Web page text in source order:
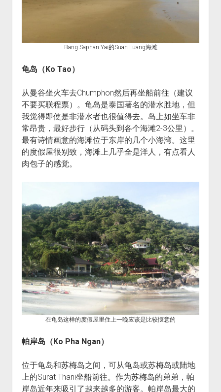
Bang Saphan Yai的Suan Luang海滩
龟岛（Ko Tao）
从曼谷坐火车去Chumphon然后再坐船前往（建议
不要买联程票）。龟岛是泰国著名的潜水胜地，但
我觉得即使是非潜水者也很值得去。岛上如坐车非
常昂贵，最好步行（从码头到各个海滩2-3公里）。
最有诗情画意的海滩位于东岸的几个小海湾。这里
的度假屋很别致，海滩上几乎全是洋人，有点看人
肉包子的感觉。
在龟岛这样的度假屋里住上一晚应该是比较惬意的
帕岸岛（Ko Pha Ngan）
位于龟岛和苏梅岛之间，可从龟岛或苏梅岛或陆地
上的Surat Thani坐船前往。作为苏梅岛的弟弟，帕
岸岛近年来吸引了越来越多的游客。帕岸岛最大的